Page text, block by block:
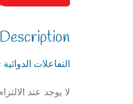
Description
التفاعلات الدوائية :
لا يوجد عند